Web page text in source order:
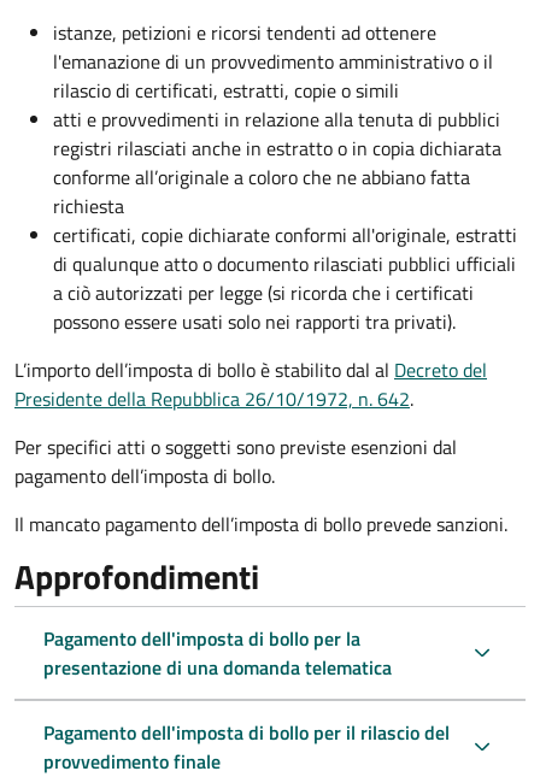
istanze, petizioni e ricorsi tendenti ad ottenere
l'emanazione di un provvedimento amministrativo o il
rilascio di certificati, estratti, copie o simili
atti e provvedimenti in relazione alla tenuta di pubblici
registri rilasciati anche in estratto o in copia dichiarata
conforme all’originale a coloro che ne abbiano fatta
richiesta
certificati, copie dichiarate conformi all'originale, estratti
di qualunque atto o documento rilasciati pubblici ufficiali
a ciò autorizzati per legge (si ricorda che i certificati
possono essere usati solo nei rapporti tra privati).
L’importo dell’imposta di bollo è stabilito dal al Decreto del
Presidente della Repubblica 26/10/1972, n. 642.
Per specifici atti o soggetti sono previste esenzioni dal
pagamento dell’imposta di bollo.
Il mancato pagamento dell’imposta di bollo prevede sanzioni.
Approfondimenti
Pagamento dell'imposta di bollo per la
presentazione di una domanda telematica
Pagamento dell'imposta di bollo per il rilascio del
provvedimento finale